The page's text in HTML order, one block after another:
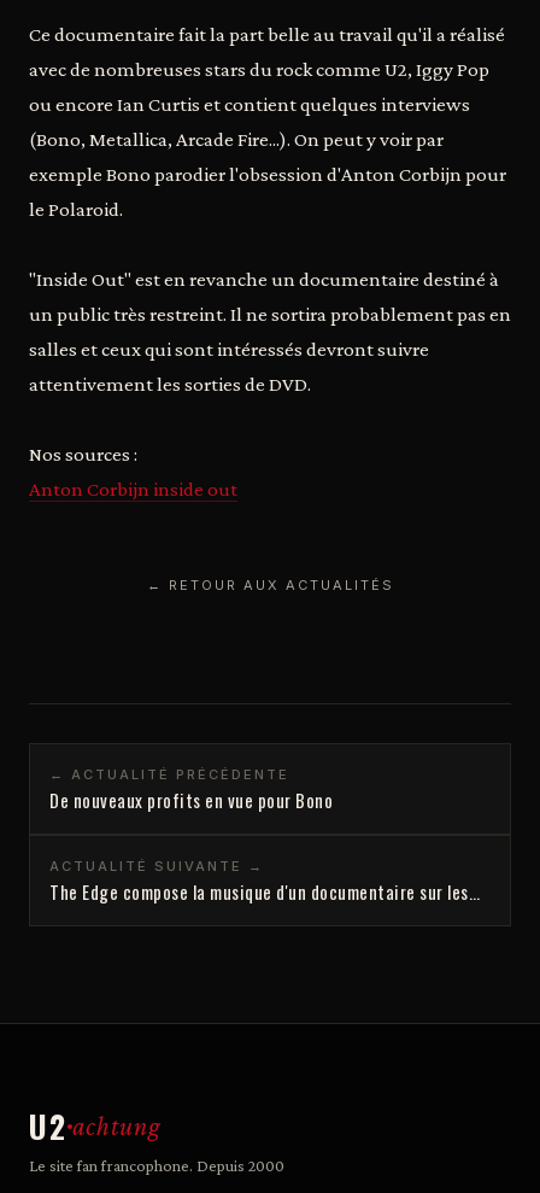
Ce documentaire fait la part belle au travail qu'il a réalisé
avec de nombreuses stars du rock comme U2, Iggy Pop
ou encore Ian Curtis et contient quelques interviews
(Bono, Metallica, Arcade Fire...). On peut y voir par
exemple Bono parodier l'obsession d'Anton Corbijn pour
le Polaroid.
"Inside Out" est en revanche un documentaire destiné à
un public très restreint. Il ne sortira probablement pas en
salles et ceux qui sont intéressés devront suivre
attentivement les sorties de DVD.
Nos sources :
Anton Corbijn inside out
← RETOUR AUX ACTUALITÉS
← ACTUALITÉ PRÉCÉDENTE
De nouveaux profits en vue pour Bono
ACTUALITÉ SUIVANTE →
The Edge compose la musique d'un documentaire sur les…
U2 achtung
Le site fan francophone. Depuis 2000